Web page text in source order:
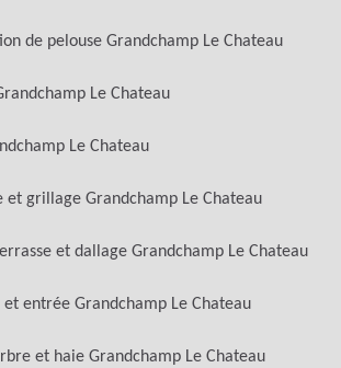
de pelouse Grandchamp Le Chateau
Le Chateau
Le Chateau
et grillage Grandchamp Le Chateau
et dallage Grandchamp Le Chateau
et entrée Grandchamp Le Chateau
et haie Grandchamp Le Chateau